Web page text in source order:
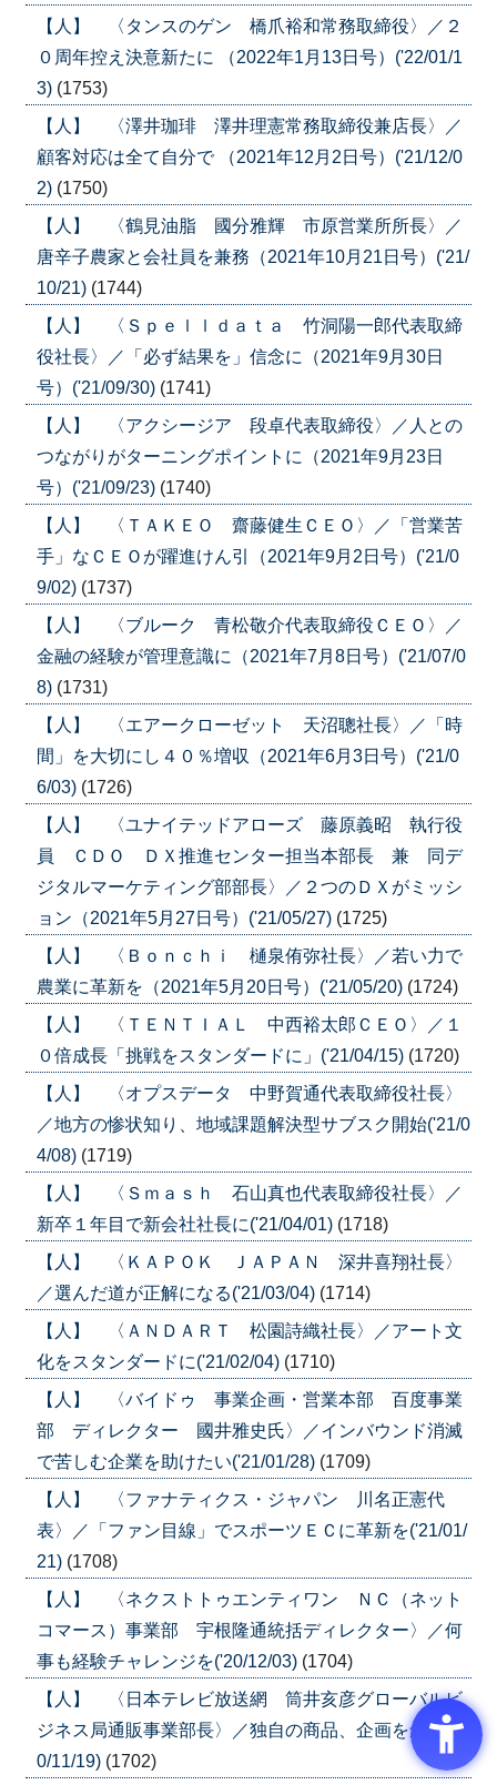
【人】 〈タンスのゲン 橋爪裕和常務取締役〉／２
０周年控え決意新たに （2022年1月13日号）('22/01/1
3) (1753)
【人】 〈澤井珈琲 澤井理憲常務取締役兼店長〉／
顧客対応は全て自分で （2021年12月2日号）('21/12/0
2) (1750)
【人】 〈鶴見油脂 國分雅輝 市原営業所所長〉／
唐辛子農家と会社員を兼務（2021年10月21日号）('21/
10/21) (1744)
【人】 〈Ｓｐｅｌｌｄａｔａ 竹洞陽一郎代表取締
役社長〉／「必ず結果を」信念に（2021年9月30日
号）('21/09/30) (1741)
【人】 〈アクシージア 段卓代表取締役〉／人との
つながりがターニングポイントに（2021年9月23日
号）('21/09/23) (1740)
【人】 〈ＴＡＫＥＯ 齋藤健生ＣＥＯ〉／「営業苦
手」なＣＥＯが躍進けん引（2021年9月2日号）('21/0
9/02) (1737)
【人】 〈ブルーク 青松敬介代表取締役ＣＥＯ〉／
金融の経験が管理意識に（2021年7月8日号）('21/07/0
8) (1731)
【人】 〈エアークローゼット 天沼聰社長〉／「時
間」を大切にし４０％増収（2021年6月3日号）('21/0
6/03) (1726)
【人】 〈ユナイテッドアローズ 藤原義昭 執行役
員 ＣＤＯ ＤＸ推進センター担当本部長 兼 同デ
ジタルマーケティング部部長〉／２つのＤＸがミッシ
ョン（2021年5月27日号）('21/05/27) (1725)
【人】 〈Ｂｏｎｃｈｉ 樋泉侑弥社長〉／若い力で
農業に革新を（2021年5月20日号）('21/05/20) (1724)
【人】 〈ＴＥＮＴＩＡＬ 中西裕太郎ＣＥＯ〉／１
０倍成長「挑戦をスタンダードに」('21/04/15) (1720)
【人】 〈オプスデータ 中野賀通代表取締役社長〉
／地方の惨状知り、地域課題解決型サブスク開始('21/0
4/08) (1719)
【人】 〈Ｓｍａｓｈ 石山真也代表取締役社長〉／
新卒１年目で新会社社長に('21/04/01) (1718)
【人】 〈ＫＡＰＯＫ ＪＡＰＡＮ 深井喜翔社長〉
／選んだ道が正解になる('21/03/04) (1714)
【人】 〈ＡＮＤＡＲＴ 松園詩織社長〉／アート文
化をスタンダードに('21/02/04) (1710)
【人】 〈バイドゥ 事業企画・営業本部 百度事業
部 ディレクター 國井雅史氏〉／インバウンド消滅
で苦しむ企業を助けたい('21/01/28) (1709)
【人】 〈ファナティクス・ジャパン 川名正憲代
表〉／「ファン目線」でスポーツＥＣに革新を('21/01/
21) (1708)
【人】 〈ネクストトゥエンティワン ＮＣ（ネット
コマース）事業部 宇根隆通統括ディレクター〉／何
事も経験チャレンジを('20/12/03) (1704)
【人】 〈日本テレビ放送網 筒井亥彦グローバルビ
ジネス局通販事業部長〉／独自の商品、企画を創出('2
0/11/19) (1702)